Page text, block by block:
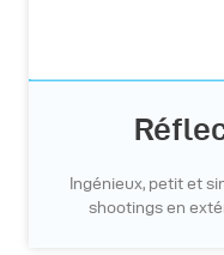
Ingénieux, petit et
shootings en